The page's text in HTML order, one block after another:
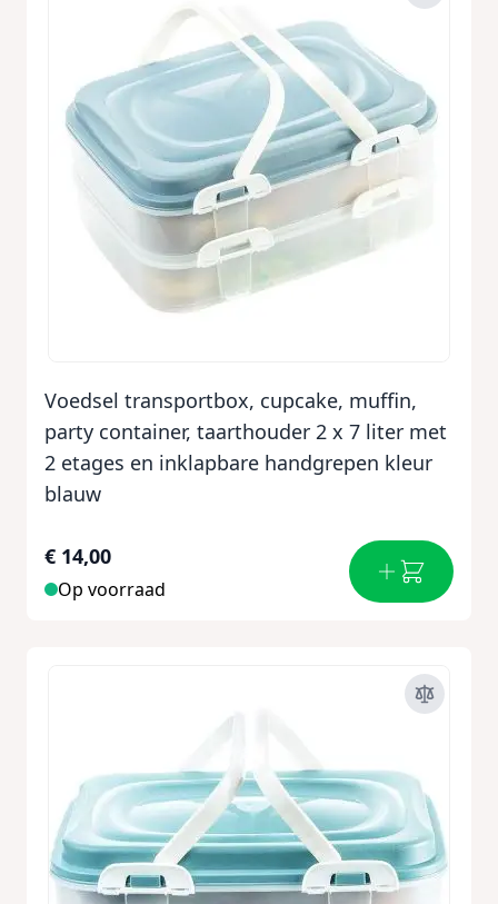
Voedsel transportbox, cupcake, muffin,
party container, taarthouder 2 x 7 liter met
2 etages en inklapbare handgrepen kleur
blauw
€ 14,00
Op voorraad